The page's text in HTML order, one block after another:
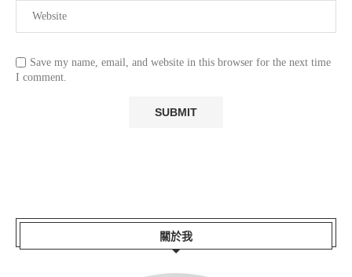
Save my name, email, and website in this browser for the next time
I comment.
關於我